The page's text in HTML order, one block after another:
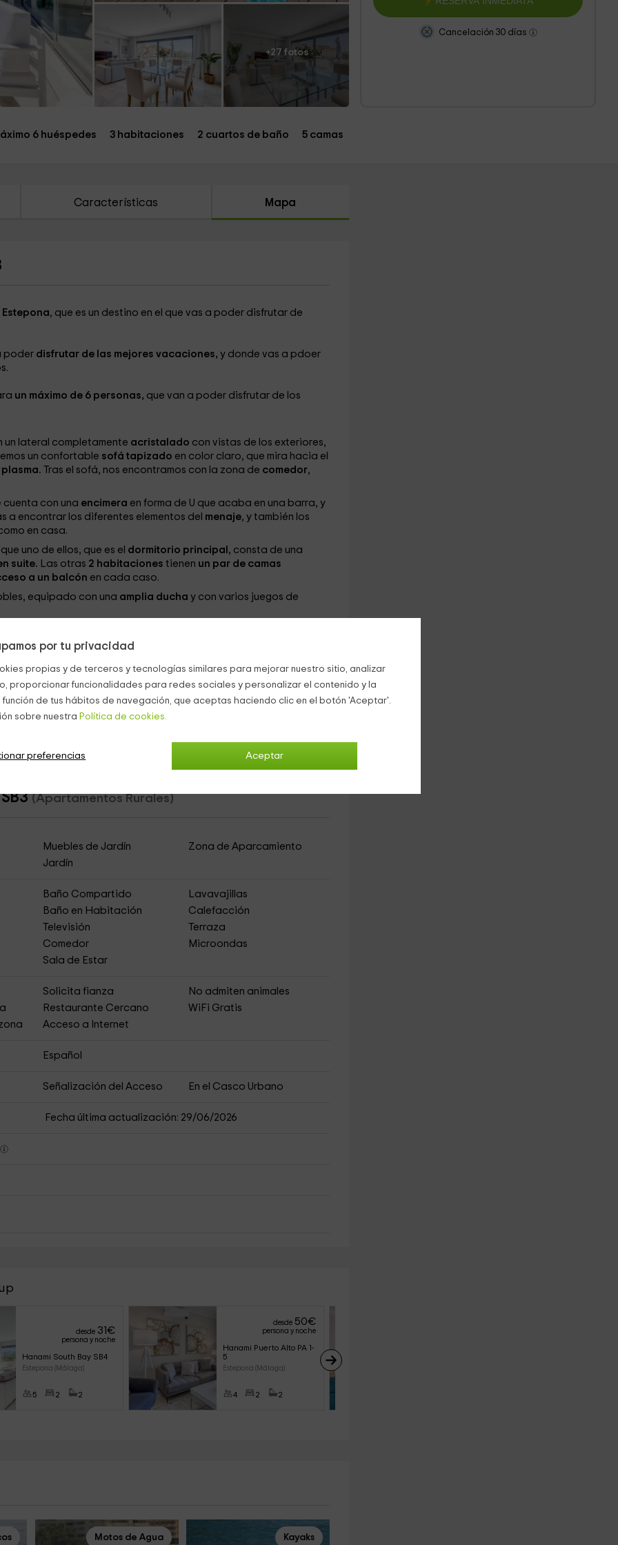
por tu privacidad
propias y de terceros y tecnologías similares para mejorar nuestro sitio, analizar
proporcionar funcionalidades para redes sociales y personalizar el contenido y la
de tus hábitos de navegación, que aceptas haciendo clic en el botón 'Aceptar'.
sobre nuestra Política de cookies.
Aceptar
preferencias
+27 fotos
Cancelación 30 días
6 huéspedes 3 habitaciones 2 cuartos de baño 5 camas
Características Mapa
Estepona, que es un destino en el que vas a poder disfrutar de
poder disfrutar de las mejores vacaciones, y donde vas a pdoer
un máximo de 6 personas, que van a poder disfrutar de los
un lateral completamente acristalado con vistas de los exteriores,
un confortable sofá tapizado en color claro, que mira hacia el
Tras el sofá, nos encontramos con la zona de comedor,
con una encimera en forma de U que acaba en una barra, y
a encontrar los diferentes elementos del menaje, y también los
en casa.
uno de ellos, que es el dormitorio principal , consta de una
suite. Las otras 2 habitaciones tienen un par de camas
a un balcón en cada caso.
equipado con una amplia ducha y con varios juegos de
equipado con , y una mesa de comedor al lado, con
jardines, y hamacas
(Apartamentos Rurales)
Muebles de Jardín
Zona de Aparcamiento
Jardín
Baño Compartido
Lavavajillas
Baño en Habitación
Calefacción
Televisión
Terraza
Comedor
Microondas
Sala de Estar
Solicita fianza
No admiten animales
Restaurante Cercano
WiFi Gratis
Acceso a Internet
Español
Señalización del Acceso En el Casco Urbano
Fecha última actualización: 29/06/2026
desde 31€
persona y noche
Hanami South Bay SB4
Estepona (Málaga)
5 2 2
desde 50€
persona y noche
Hanami Puerto Alto PA 1-
5
Estepona (Málaga)
4 2 2
Motos de Agua Kayaks